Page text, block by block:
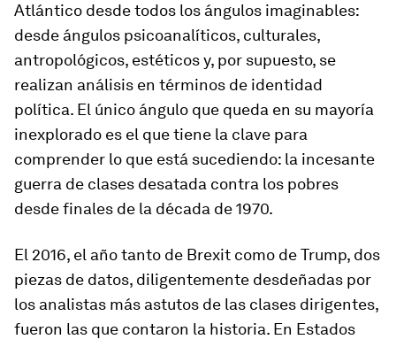
Atlántico desde todos los ángulos imaginables:
desde ángulos psicoanalíticos, culturales,
antropológicos, estéticos y, por supuesto, se
realizan análisis en términos de identidad
política. El único ángulo que queda en su mayoría
inexplorado es el que tiene la clave para
comprender lo que está sucediendo: la incesante
guerra de clases desatada contra los pobres
desde finales de la década de 1970.
El 2016, el año tanto de Brexit como de Trump, dos
piezas de datos, diligentemente desdeñadas por
los analistas más astutos de las clases dirigentes,
fueron las que contaron la historia. En Estados